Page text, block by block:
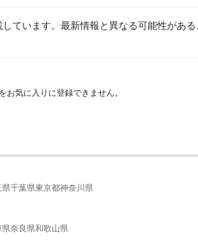
ています。最新情報と異なる可能性があ
気に入りに登録できません。
県千葉県東京都神奈川県
県奈良県和歌山県